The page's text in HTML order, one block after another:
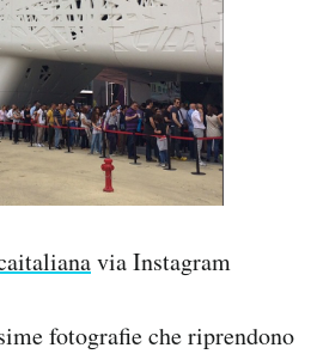
via Instagram
fotografie che riprendono